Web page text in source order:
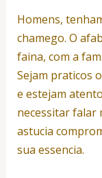
Homens,
chamego. O
faina, com a
Sejam praticos
e estejam
necessitar falar
astucia
sua essencia.